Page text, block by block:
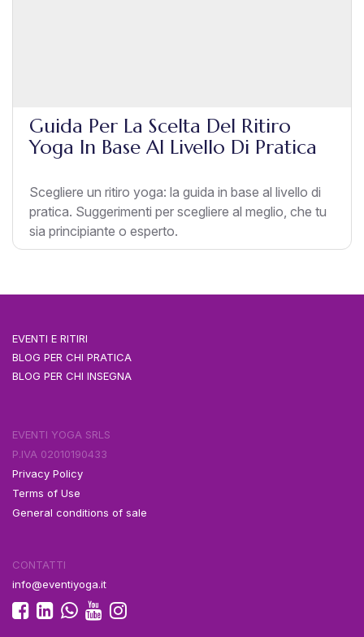
Guida Per La Scelta Del Ritiro
Yoga In Base Al Livello Di Pratica
Scegliere un ritiro yoga: la guida in base al livello di
pratica. Suggerimenti per scegliere al meglio, che tu
sia principiante o esperto.
EVENTI E RITIRI
BLOG PER CHI PRATICA
BLOG PER CHI INSEGNA
EVENTI YOGA SRLS
P.IVA 02010190433
Privacy Policy
Terms of Use
General conditions of sale
CONTATTI
info@eventiyoga.it